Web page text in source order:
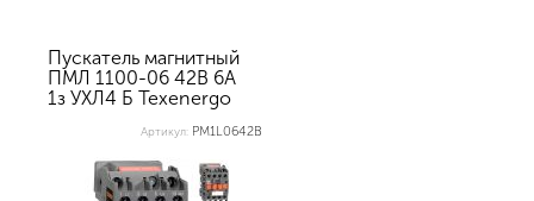
Пускатель магнитный
ПМЛ 1100-06 42В 6А
1з УХЛ4 Б Теxenergo
Артикул: PM1L0642В